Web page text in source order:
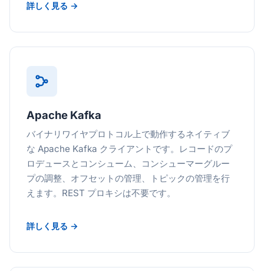
詳しく見る →
Apache Kafka
バイナリワイヤプロトコル上で動作するネイティブ
な Apache Kafka クライアントです。レコードのプ
ロデュースとコンシューム、コンシューマーグルー
プの調整、オフセットの管理、トピックの管理を行
えます。REST プロキシは不要です。
詳しく見る →